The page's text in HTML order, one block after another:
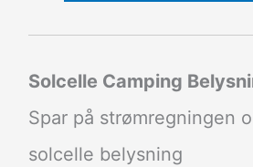
Solcelle Camping
Spar på strømregningen
solcelle belysning